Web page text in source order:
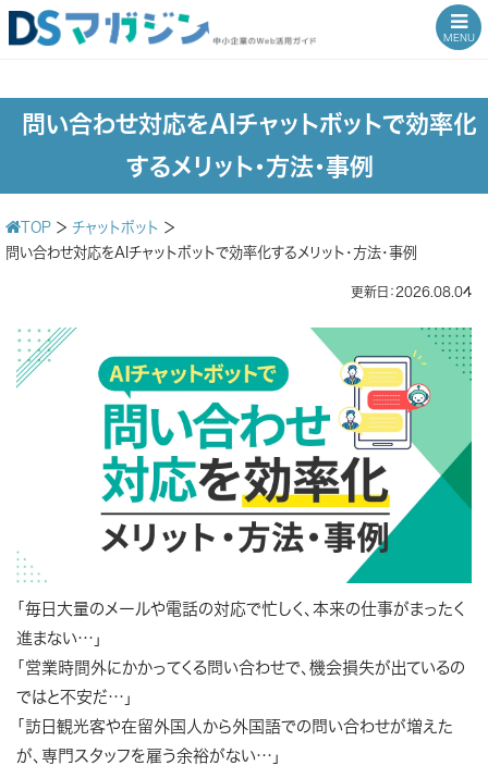
MENU
問い合わせ対応をAIチャットボットで効率化
するメリット・方法・事例
TOP ＞ チャットボット ＞
問い合わせ対応をAIチャットボットで効率化するメリット・方法・事例
更新日：2026.08.04
「毎日大量のメールや電話の対応で忙しく、本来の仕事がまったく
進まない…」
「営業時間外にかかってくる問い合わせで、機会損失が出ているの
ではと不安だ…」
「訪日観光客や在留外国人から外国語での問い合わせが増えた
が、専門スタッフを雇う余裕がない…」